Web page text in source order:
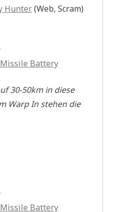
Hunter(Web, Scram)
Battery
30-50km in diese
Warp In stehen die
Battery